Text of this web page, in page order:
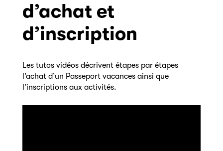
d’achat et
d’inscription
Les tutos vidéos décrivent étapes par étapes
l’achat d’un Passeport vacances ainsi que
l’inscriptions aux activités.